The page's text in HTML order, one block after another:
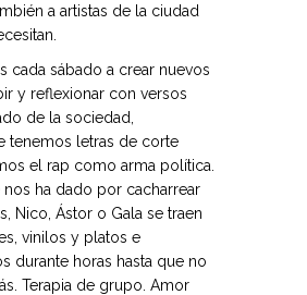
a artistas de la ciudad
cada sábado a crear nuevos
y reflexionar con versos
de la sociedad,
tenemos letras de corte
el rap como arma política.
nos ha dado por cacharrear
Nico, Ástor o Gala se traen
vinilos y platos e
durante horas hasta que no
Terapia de grupo. Amor